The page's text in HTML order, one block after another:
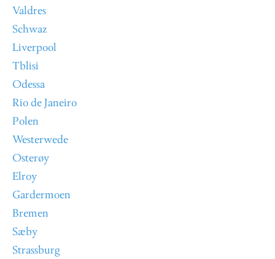
Valdres
Schwaz
Liverpool
Tblisi
Odessa
Rio de Janeiro
Polen
Westerwede
Osterøy
Elroy
Gardermoen
Bremen
Sæby
Strassburg